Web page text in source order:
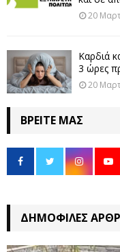
20
Καρδιά
3 ώρες
20
ΒΡΕΊΤΕ ΜΑΣ
ΔΗΜΟΦΙΛΈΣ